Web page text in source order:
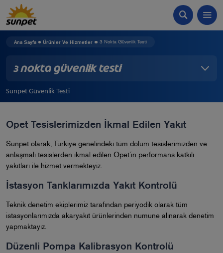
Ana Sayfa Ürünler Ve Hizmetler 3 Nokta Güvenlik Testi
3 Nokta Güvenlik Testi
Sunpet Güvenlik Testi
Opet Tesislerimizden İkmal Edilen Yakıt
Sunpet olarak, Türkiye genelindeki tüm dolum tesislerimizden ve
anlaşmalı tesislerden ikmal edilen Opet’in performans katkılı
yakıtları ile hizmet vermekteyiz.
İstasyon Tanklarımızda Yakıt Kontrolü
Teknik denetim ekiplerimiz tarafından periyodik olarak tüm
istasyonlarımızda akaryakıt ürünlerinden numune alınarak denetim
yapmaktayız.
Düzenli Pompa Kalibrasyon Kontrolü